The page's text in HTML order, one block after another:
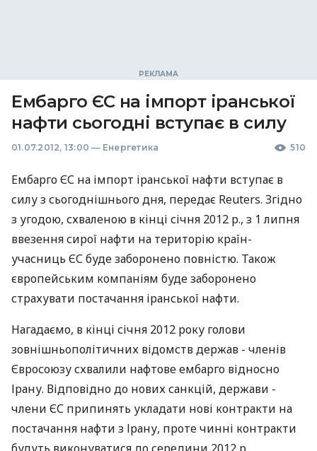
Ембарго ЄС на імпорт іранської
нафти сьогодні вступає в силу
01.07.2012, 13:00 — Енергетика 510
Ембарго ЄС на імпорт іранської нафти вступає в
силу з сьогоднішнього дня, передає Reuters. Згідно
з угодою, схваленою в кінці січня 2012 р., з 1 липня
ввезення сирої нафти на територію країн-
учасниць ЄС буде заборонено повністю. Також
європейським компаніям буде заборонено
страхувати постачання іранської нафти.
Нагадаємо, в кінці січня 2012 року голови
зовнішньополітичних відомств держав - членів
Євросоюзу схвалили нафтове ембарго відносно
Ірану. Відповідно до нових санкцій, держави -
члени ЄС припинять укладати нові контракти на
постачання нафти з Ірану, проте чинні контракти